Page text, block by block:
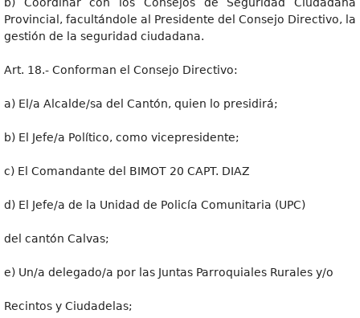
Provincial, facultándole al Presidente del Consejo Directivo, la
gestión de la seguridad ciudadana.
Art. 18.- Conforman el Consejo Directivo:
a) El/a Alcalde/sa del Cantón, quien lo presidirá;
b) El Jefe/a Político, como vicepresidente;
c) El Comandante del BIMOT 20 CAPT. DIAZ
d) El Jefe/a de la Unidad de Policía Comunitaria (UPC)
del cantón Calvas;
e) Un/a delegado/a por las Juntas Parroquiales Rurales y/o
Recintos y Ciudadelas;